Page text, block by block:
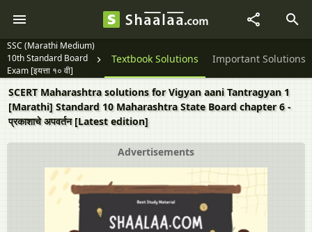
SSC (Marathi Medium)
10th Standard Board
Exam [इयत्ता १० वी]
Question Papers Textbook Solutions Important Solutions
SCERT Maharashtra solutions for Vigyan aani Tantragyan 1
[Marathi] Standard 10 Maharashtra State Board chapter 6 -
प्रकाशाचे अपवर्तन [Latest edition]
Advertisements